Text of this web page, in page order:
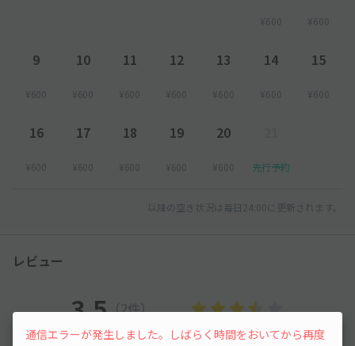
¥600 ¥600
9
¥600
10
¥600
11
¥600
12
¥600
13
¥600
14
¥600
15
¥600
16
¥600
17
¥600
18
¥600
19
¥600
20
¥600 先行予約
以降の空き状況は毎日24:00に更新されます。
レビュー
3.5（2件）
通信エラーが発生しました。しばらく時間をおいてから再度